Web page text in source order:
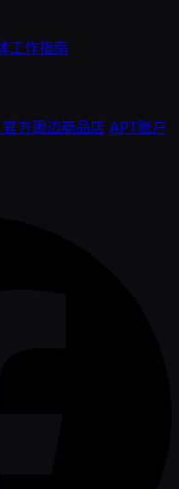
工作指南
方周边商品店 APT账户